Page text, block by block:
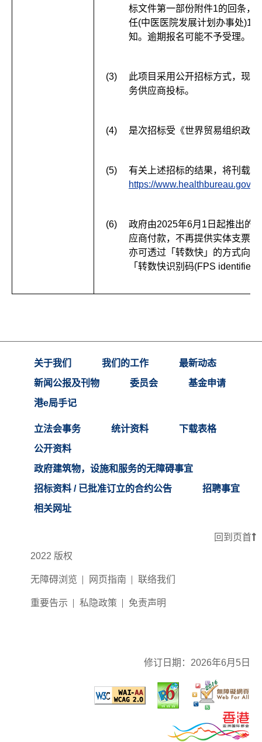
标文件第一部份附件1的回条，
任(中医医院发展计划办事处
知。逾期报名可能不予受理。
(3)
此项目采用公开招标方式，现
务供应商投标。
(4) 是次招标受《世界贸易组织政
(5)
有关上述招标的结果，将刊载
https://
(6)
政府由2025年6月1日起推出的
应商付款，不再提供实体支票
亦可透过「转数快」的方式向
「转数快识别码(FPS identifier)
关于我们 我们的工作
最新动态
新闻公报及刊物
委员会
基金申请
港e局手记
立法会事务 统计资料
下载表格
公开资料
政府建筑物，设施和服务的无障碍事宜
招标资料 / 已批准订立的合约公告
招聘事宜
相关网址
回到页首
2022 版权
无障碍浏览 网页指南 联络我们
重要告示 私隐政策 免责声明
修订日期： 2026年6月5日